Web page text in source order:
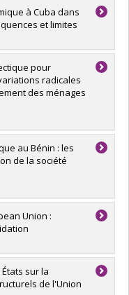
à Cuba dans
et limites
pour
radicales
des ménages
au Bénin : les
de la société
Union :
sur la
de l'Union